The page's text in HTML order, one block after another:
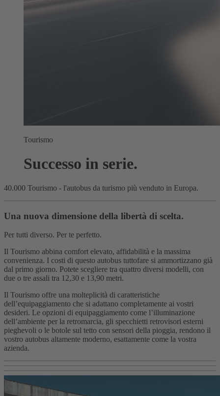
Tourismo
Successo in serie.
40.000 Tourismo - l'autobus da turismo più venduto in Europa.
Una nuova dimensione della libertà di scelta.
Per tutti diverso. Per te perfetto.
Il Tourismo abbina comfort elevato, affidabilità e la massima
convenienza. I costi di questo autobus tuttofare si ammortizzano già
dal primo giorno. Potete scegliere tra quattro diversi modelli, con
due o tre assali tra 12,30 e 13,90 metri.
Il Tourismo offre una molteplicità di caratteristiche
dell’equipaggiamento che si adattano completamente ai vostri
desideri. Le opzioni di equipaggiamento come l’illuminazione
dell’ambiente per la retromarcia, gli specchietti retrovisori esterni
pieghevoli o le botole sul tetto con sensori della pioggia, rendono il
vostro autobus altamente moderno, esattamente come la vostra
azienda.